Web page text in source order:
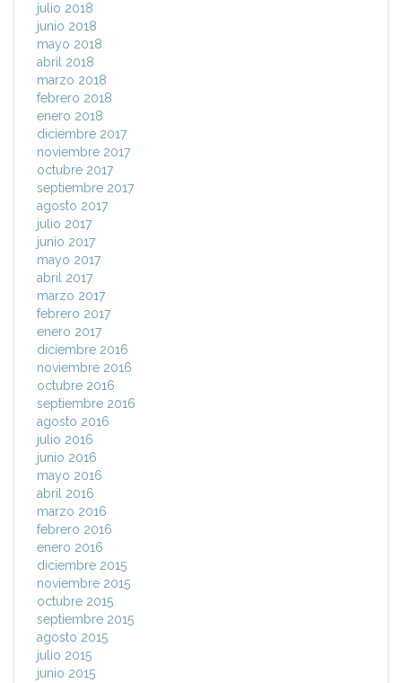
julio 2018
junio 2018
mayo 2018
abril 2018
marzo 2018
febrero 2018
enero 2018
diciembre 2017
noviembre 2017
octubre 2017
septiembre 2017
agosto 2017
julio 2017
junio 2017
mayo 2017
abril 2017
marzo 2017
febrero 2017
enero 2017
diciembre 2016
noviembre 2016
octubre 2016
septiembre 2016
agosto 2016
julio 2016
junio 2016
mayo 2016
abril 2016
marzo 2016
febrero 2016
enero 2016
diciembre 2015
noviembre 2015
octubre 2015
septiembre 2015
agosto 2015
julio 2015
junio 2015